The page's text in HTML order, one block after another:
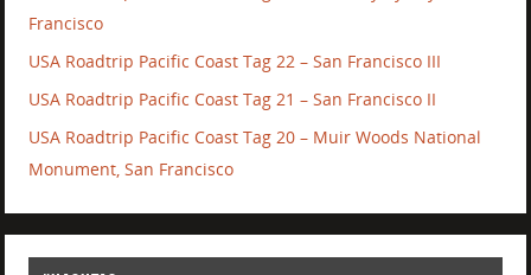
Francisco
USA Roadtrip Pacific Coast Tag 22 – San Francisco III
USA Roadtrip Pacific Coast Tag 21 – San Francisco II
USA Roadtrip Pacific Coast Tag 20 – Muir Woods National
Monument, San Francisco